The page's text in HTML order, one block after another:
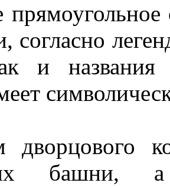
согласно
и названия
дворцового
башни,